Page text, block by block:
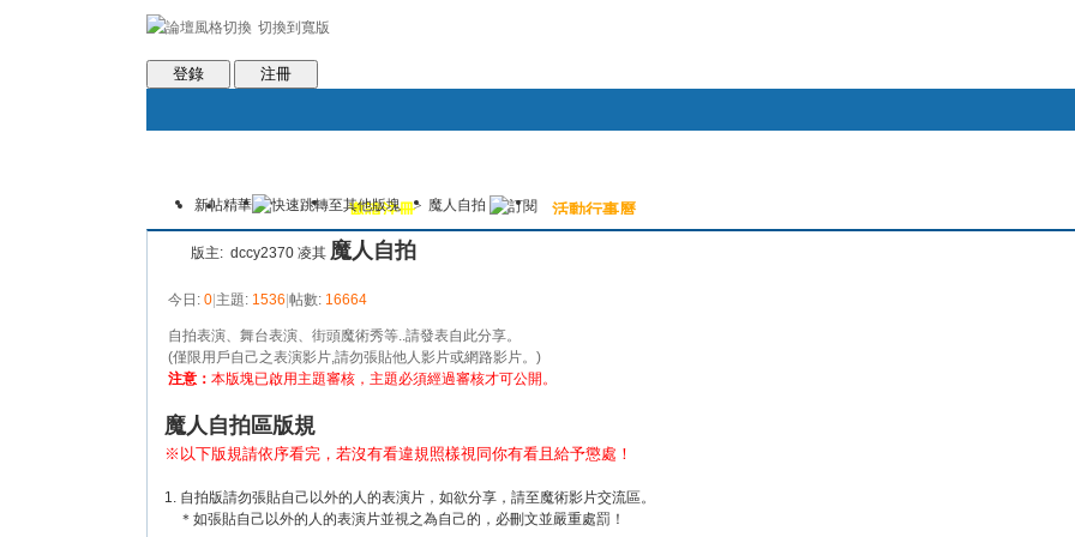
切換到寬版
會員條款 社區服務
登錄 注冊
論壇 圈子 邀請注冊 群組聚合 活動行事曆
新帖精華 > 魔人自拍
版主: dccy2370 凌其 魔人自拍
今日: 0|主題: 1536|帖數: 16664
自拍表演、舞台表演、街頭魔術秀等..請發表自此分享。
(僅限用戶自己之表演影片,請勿張貼他人影片或網路影片。)
注意： 本版塊已啟用主題審核，主題必須經過審核才可公開。
魔人自拍區版規
※以下版規請依序看完，若沒有看違規照樣視同你有看且給予懲處！
1. 自拍版請勿張貼自己以外的人的表演片，如欲分享，請至魔術影片交流區。
＊如張貼自己以外的人的表演片並視之為自己的，必刪文並嚴重處罰！